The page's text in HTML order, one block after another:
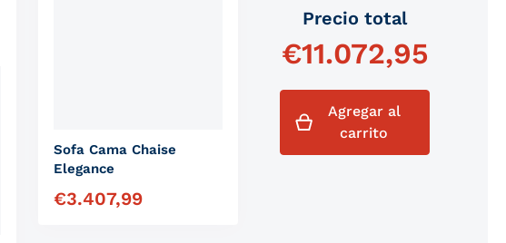
Sofa Cama Chaise
Elegance
Precio habitual
€3.407,99
Precio total
€11.072,95
Agregar al
carrito